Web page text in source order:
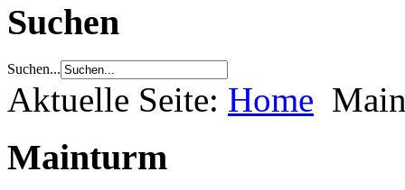
Suchen
Suchen...
Aktuelle Seite: Home
Mainturm